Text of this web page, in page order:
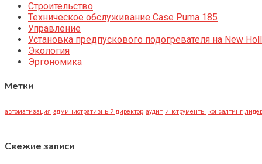
Строительство
Техническое обслуживание Case Puma 185
Управление
Установка предпускового подогревателя на New
Экология
Эргономика
Метки
автоматизация административный директор аудит инструменты консалтинг
Свежие записи